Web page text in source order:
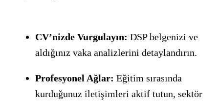
CV’nizde Vurgulayın: DSP belgenizi ve
aldığınız vaka analizlerini detaylandırın.
Profesyonel Ağlar: Eğitim sırasında
kurduğunuz iletişimleri aktif tutun, sektör